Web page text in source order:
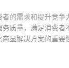
的需求和提升竞
质量，满足消费者
显解决方案的重要